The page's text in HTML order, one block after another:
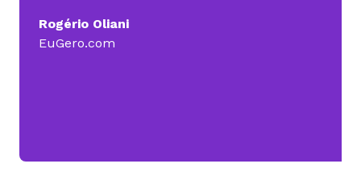
Rogério Oliani
EuGero.com